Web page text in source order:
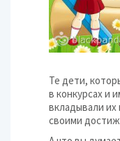
Те дети,
в конкурсах и
вкладывали их
своими